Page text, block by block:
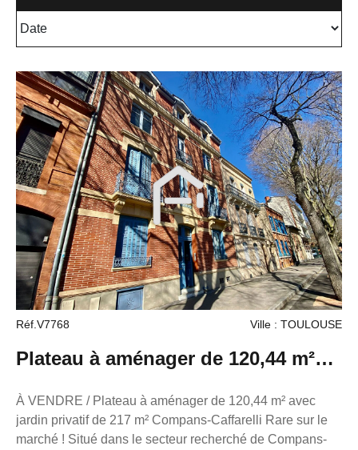
Réf.V7768 Ville : TOULOUSE
Plateau à aménager de 120,44 m²
avec jardin privatif de 217 m²
À VENDRE / Plateau à aménager de 120,44 m² avec
jardin privatif de 217 m² Compans-Caffarelli Rare sur le
marché ! Situé dans le secteur recherché de Compans-